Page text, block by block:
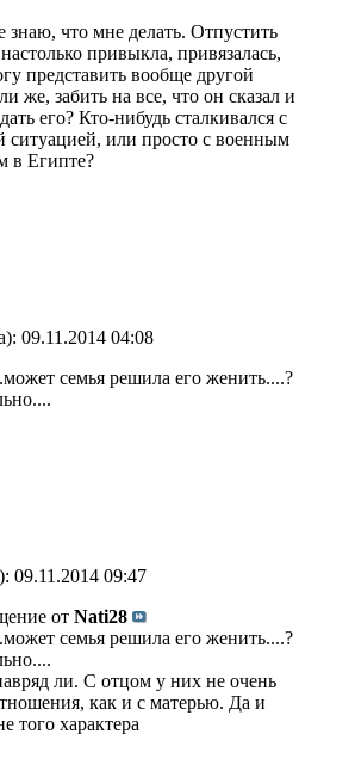
знаю, что мне делать. Отпустить
привыкла, привязалась,
представить вообще другой
же, забить на все, что он сказал и
его? Кто-нибудь сталкивался с
ситуацией, или просто с военным
в Египте?
09.11.2014 04:08
семья решила его женить....?
09.11.2014 09:47
от Nati28
семья решила его женить....?
ли. С отцом у них не очень
как и с матерью. Да и
того характера